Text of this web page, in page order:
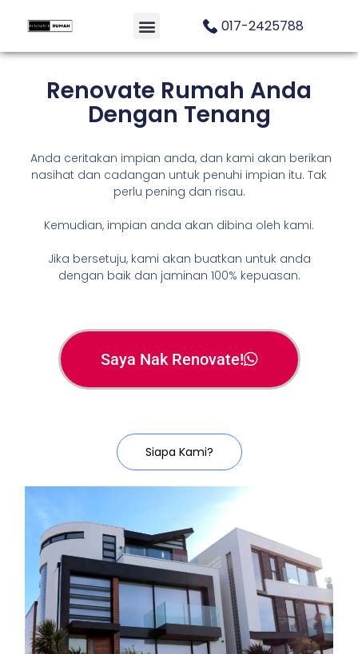
017-2425788
Renovate Rumah Anda
Dengan Tenang
Anda ceritakan impian anda, dan kami akan berikan
nasihat dan cadangan untuk penuhi impian itu. Tak
perlu pening dan risau.
Kemudian, impian anda akan dibina oleh kami.
Jika bersetuju, kami akan buatkan untuk anda
dengan baik dan jaminan 100% kepuasan.
Saya Nak Renovate!
Siapa Kami?